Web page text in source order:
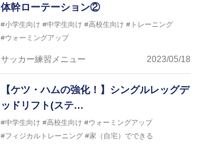
体幹ローテーション②
#小学生向け #中学生向け #高校生向け #トレーニング
#ウォーミングアップ
サッカー練習メニュー 2023/05/18
【ケツ・ハムの強化！】シングルレッグデ
ッドリフト(ステ…
#中学生向け #高校生向け #ウォーミングアップ
#フィジカルトレーニング #家（自宅）でできる